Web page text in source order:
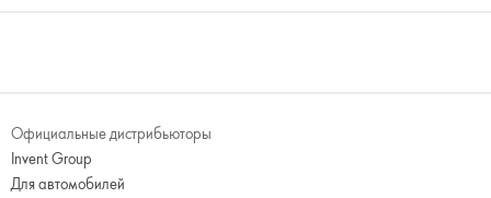
Официальные дистрибьюторы
Invent Group
Для автомобилей